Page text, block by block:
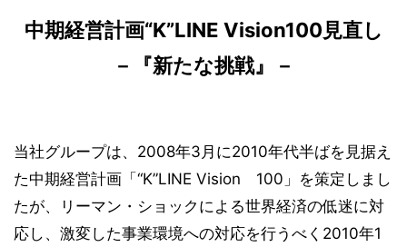
中期経営計画“K”LINE Vision100見直し
－『新たな挑戦』－
当社グループは、2008年3月に2010年代半ばを見据え
た中期経営計画「“K”LINE Vision 100」を策定しまし
たが、リーマン・ショックによる世界経済の低迷に対
応し、激変した事業環境への対応を行うべく2010年1